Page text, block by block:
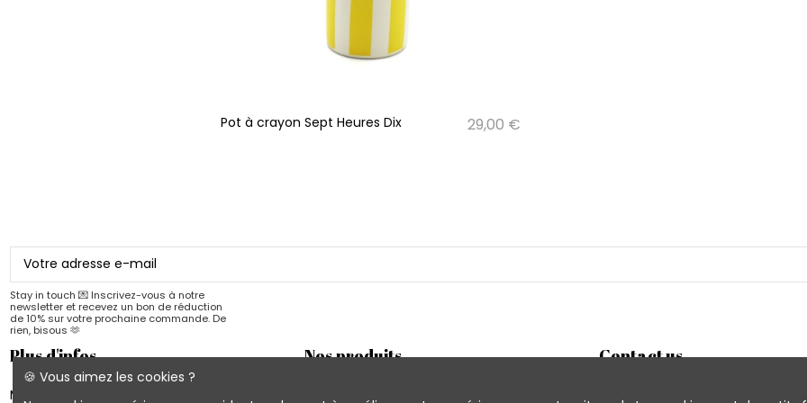
Pot à crayon Sept Heures Dix 29,00 €
Stay in touch 💌 Inscrivez-vous à notre
newsletter et recevez un bon de réduction
de 10% sur votre prochaine commande. De
rien, bisous 🫶
Plus d'infos
Mon compte
Nos produits Contact us
🍪 Vous aimez les cookies ?